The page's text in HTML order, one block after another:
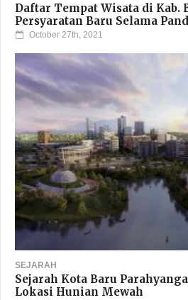
Daftar Tempat Wisata di Kab.
Persyaratan Baru Selama
October 27th, 2021
SEJARAH
Sejarah Kota Baru
Lokasi Hunian Mewah